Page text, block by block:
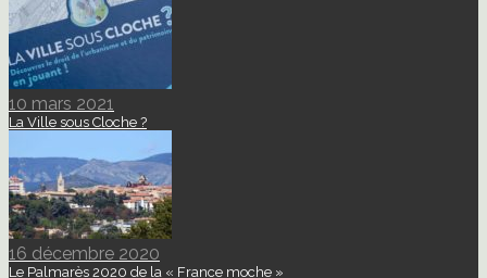
10 mars 2021
La Ville sous Cloche ?
16 décembre 2020
Le Palmarès 2020 de la « France moche »